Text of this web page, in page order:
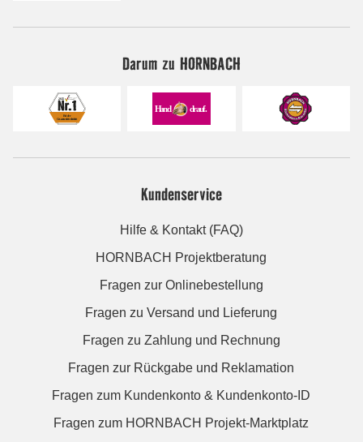
Darum zu HORNBACH
Kundenservice
Hilfe & Kontakt (FAQ)
HORNBACH Projektberatung
Fragen zur Onlinebestellung
Fragen zu Versand und Lieferung
Fragen zu Zahlung und Rechnung
Fragen zur Rückgabe und Reklamation
Fragen zum Kundenkonto & Kundenkonto-ID
Fragen zum HORNBACH Projekt-Marktplatz